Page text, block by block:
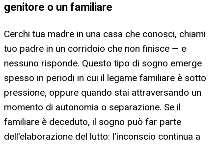
genitore o un familiare
Cerchi tua madre in una casa che conosci, chiami
tuo padre in un corridoio che non finisce — e
nessuno risponde. Questo tipo di sogno emerge
spesso in periodi in cui il legame familiare è sotto
pressione, oppure quando stai attraversando un
momento di autonomia o separazione. Se il
familiare è deceduto, il sogno può far parte
dell'elaborazione del lutto: l'inconscio continua a